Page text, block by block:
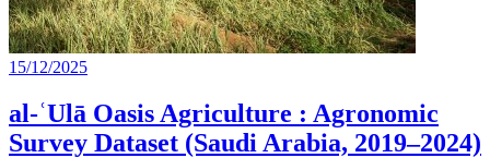
15/12/2025
al-ʿUlā Oasis Agriculture : Agronomic
Survey Dataset (Saudi Arabia, 2019–2024)